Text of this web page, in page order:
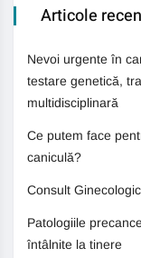
Articole
Nevoi urgente în
testare genetică,
multidisciplinară
Ce putem face
caniculă?
Consult
Patologiile
întâlnite la tinere